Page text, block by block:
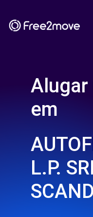
Alugar
em
L.P.